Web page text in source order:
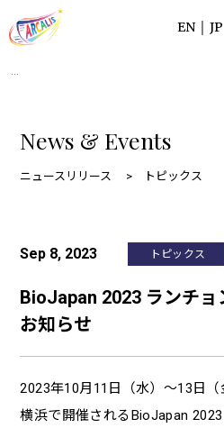
EN JP
for:
News & Events
ニュースリリース トピックス
Sep 8, 2023 トピックス
BioJapan 2023 ランチ
お知らせ
2023年10月11日（水）～13日
横浜で開催されるBioJapan